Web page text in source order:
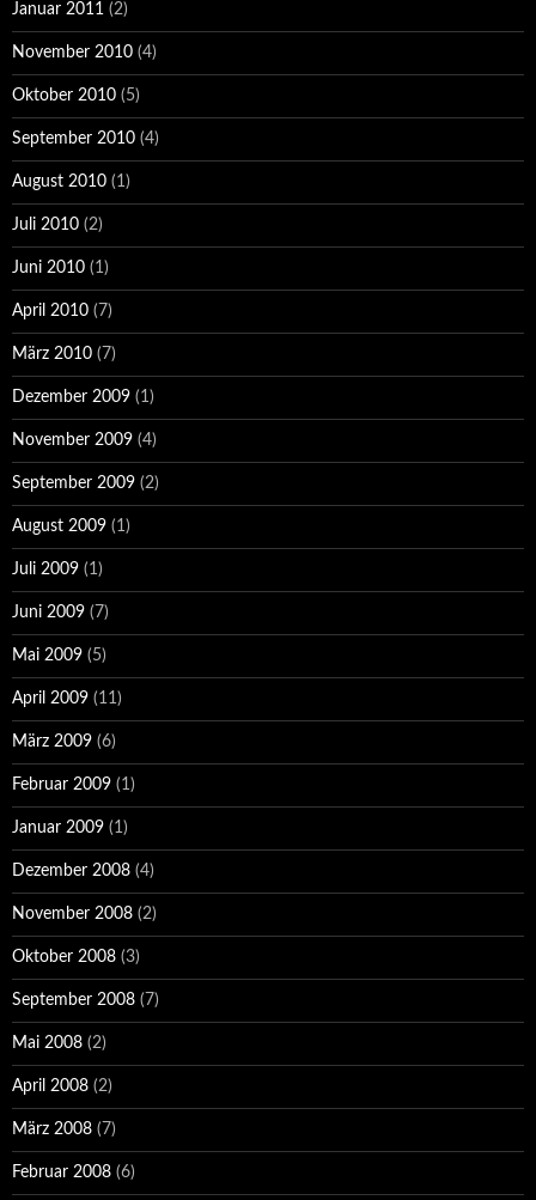
Januar 2011 (2)
November 2010 (4)
Oktober 2010 (5)
September 2010 (4)
August 2010 (1)
Juli 2010 (2)
Juni 2010 (1)
April 2010 (7)
März 2010 (7)
Dezember 2009 (1)
November 2009 (4)
September 2009 (2)
August 2009 (1)
Juli 2009 (1)
Juni 2009 (7)
Mai 2009 (5)
April 2009 (11)
März 2009 (6)
Februar 2009 (1)
Januar 2009 (1)
Dezember 2008 (4)
November 2008 (2)
Oktober 2008 (3)
September 2008 (7)
Mai 2008 (2)
April 2008 (2)
März 2008 (7)
Februar 2008 (6)